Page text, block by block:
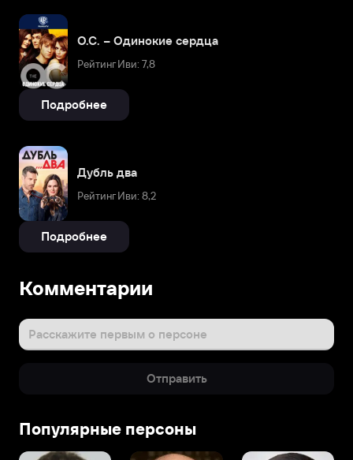
О.С. – Одинокие сердца
Рейтинг Иви: 7,8
Подробнее
Дубль два
Рейтинг Иви: 8,2
Подробнее
Рэйчел
Билсон
родилась
в
Лос-
Комментарии
Расскажите первым о персоне
Отправить
Популярные персоны